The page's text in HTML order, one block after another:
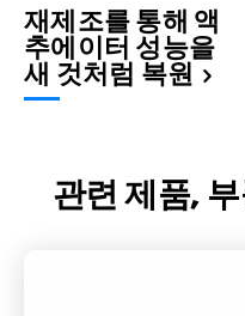
재제조를 통해 액
추에이터 성능을
새 것처럼 복원
관련 제품,